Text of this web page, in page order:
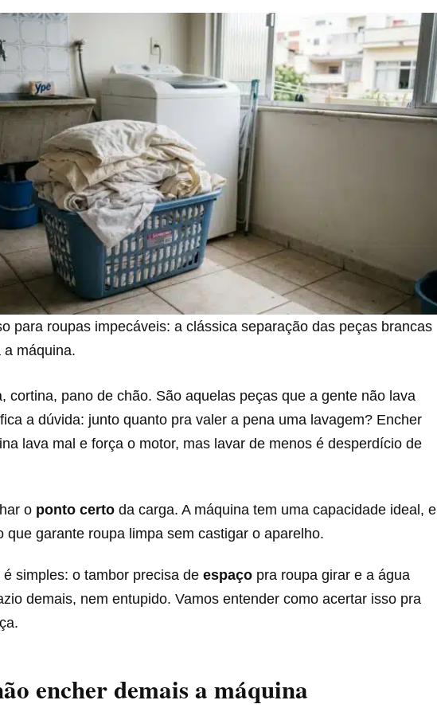
para roupas impecáveis: a clássica separação das peças brancas
a máquina.
cortina, pano de chão. São aquelas peças que a gente não lava
a dúvida: junto quanto pra valer a pena uma lavagem? Encher
lava mal e força o motor, mas lavar de menos é desperdício de
o ponto certo da carga. A máquina tem uma capacidade ideal, e
que garante roupa limpa sem castigar o aparelho.
simples: o tambor precisa de espaço pra roupa girar e a água
demais, nem entupido. Vamos entender como acertar isso pra
encher demais a máquina